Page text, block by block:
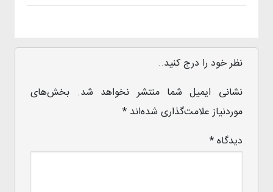
نظر خود را درج کنید..
نشانی ایمیل شما منتشر نخواهد شد. بخش‌های
موردنیاز علامت‌گذاری شده‌اند*
دیدگاه*